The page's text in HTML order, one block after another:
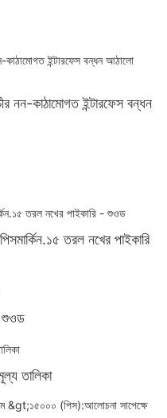
নন-কাঠামোগত ইন্টারফেস বন্ধন
তরল নখের পাইকারি
শুওড
তালিকা